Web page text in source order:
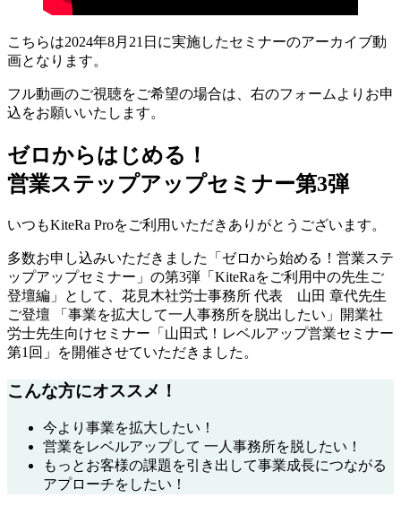
こちらは2024年8月21日に実施したセミナーのアーカイブ動
画となります。
フル動画のご視聴をご希望の場合は、右のフォームよりお申
込をお願いいたします。
ゼロからはじめる！
営業ステップアップセミナー第3弾
いつもKiteRa Proをご利用いただきありがとうございます。
多数お申し込みいただきました「ゼロから始める！営業ステ
ップアップセミナー」の第3弾「KiteRaをご利用中の先生ご
登壇編」として、花見木社労士事務所 代表 山田 章代先生
ご登壇 「事業を拡大して一人事務所を脱出したい」開業社
労士先生向けセミナー「山田式！レベルアップ営業セミナー
第1回」を開催させていただきました。
こんな方にオススメ！
今より事業を拡大したい！
営業をレベルアップして 一人事務所を脱したい！
もっとお客様の課題を引き出して事業成長につながる
アプローチをしたい！